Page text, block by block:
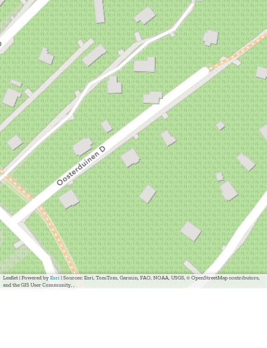
Leaflet | Powered by Esri | Sources: Esri, TomTom, Garmin, FAO, NOAA, USGS, © OpenStreetMap contributors,
and the GIS User Community, ,